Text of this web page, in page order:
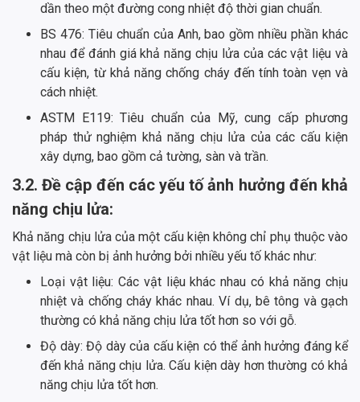
dần theo một đường cong nhiệt độ thời gian chuẩn.
BS 476: Tiêu chuẩn của Anh, bao gồm nhiều phần khác
nhau để đánh giá khả năng chịu lửa của các vật liệu và
cấu kiện, từ khả năng chống cháy đến tính toàn vẹn và
cách nhiệt.
ASTM E119: Tiêu chuẩn của Mỹ, cung cấp phương
pháp thử nghiệm khả năng chịu lửa của các cấu kiện
xây dựng, bao gồm cả tường, sàn và trần.
3.2. Đề cập đến các yếu tố ảnh hưởng đến khả
năng chịu lửa:
Khả năng chịu lửa của một cấu kiện không chỉ phụ thuộc vào
vật liệu mà còn bị ảnh hưởng bởi nhiều yếu tố khác như:
Loại vật liệu: Các vật liệu khác nhau có khả năng chịu
nhiệt và chống cháy khác nhau. Ví dụ, bê tông và gạch
thường có khả năng chịu lửa tốt hơn so với gỗ.
Độ dày: Độ dày của cấu kiện có thể ảnh hưởng đáng kể
đến khả năng chịu lửa. Cấu kiện dày hơn thường có khả
năng chịu lửa tốt hơn.